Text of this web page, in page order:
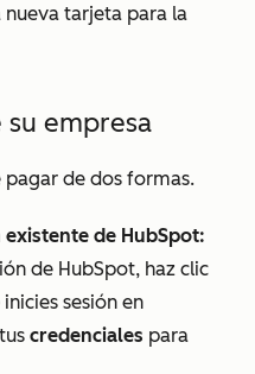
nueva tarjeta para la
empresa
pagar de dos formas.
de HubSpot:
de HubSpot, haz clic
sesión en
credenciales para